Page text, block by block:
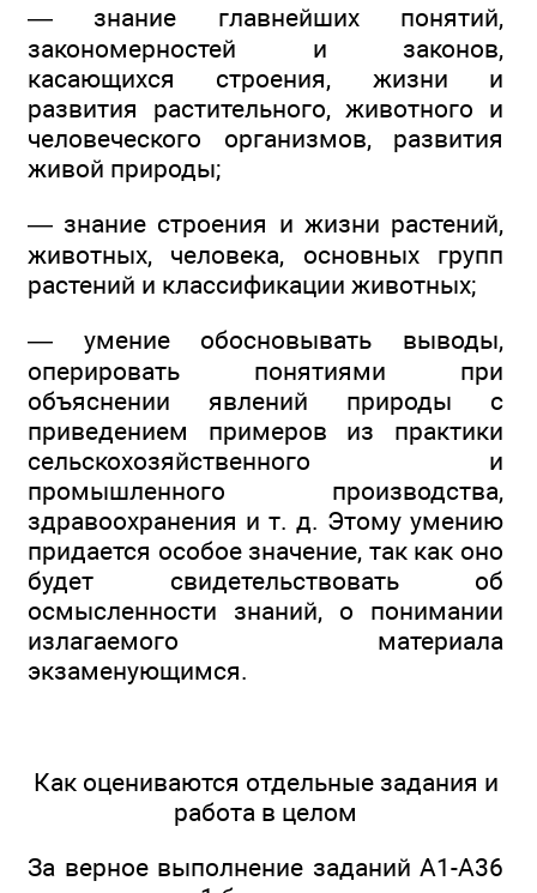
— знание главнейших понятий,
закономерностей и законов,
касающихся строения, жизни и
развития растительного, животного и
человеческого организмов, развития
живой природы;
— знание строения и жизни растений,
животных, человека, основных групп
растений и классификации животных;
— умение обосновывать выводы,
оперировать понятиями при
объяснении явлений природы с
приведением примеров из практики
сельскохозяйственного и
промышленного производства,
здравоохранения и т. д. Этому умению
придается особое значение, так как оно
будет свидетельствовать об
осмысленности знаний, о понимании
излагаемого материала
экзаменующимся.
Как оцениваются отдельные задания и
работа в целом
За верное выполнение заданий А1-А36